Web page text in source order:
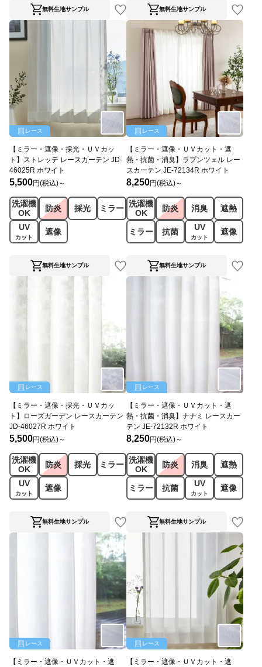
無料生地サンプル 無料生地サンプル
レース
【ミラー・遮像・採光・ＵＶカッ
ト】ストレッテ レースカーテン JD-
46025R ホワイト
5,500円(税込)～
洗濯機
OK
防炎 採光
ミラー
UV
カット
遮像
無料生地サンプル
レース
【ミラー・遮像・ＵＶカット・遮
熱・抗菌・消臭】ラプンツェル レー
スカーテン JE-72134R ホワイト
8,250円(税込)～
洗濯機
OK
防炎 消臭 遮熱
ミラー 抗菌 UV
カット
遮像
無料生地サンプル
レース
【ミラー・遮像・採光・ＵＶカッ
ト】ローズガーデン レースカーテン
JD-46027R ホワイト
5,500円(税込)～
洗濯機
OK
防炎 採光
ミラー
UV
カット
遮像
無料生地サンプル
レース
【ミラー・遮像・ＵＶカット・遮
熱・抗菌・消臭】ナナミ レースカー
テン JE-72132R ホワイト
8,250円(税込)～
洗濯機
OK
防炎 消臭 遮熱
ミラー 抗菌 UV
カット
遮像
無料生地サンプル
レース
【ミラー・遮像・ＵＶカット・遮
レース
【ミラー・遮像・ＵＶカット・遮